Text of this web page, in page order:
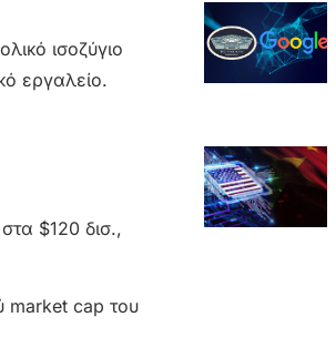
ισοζύγιο
εργαλείο.
$120 δισ.,
market cap του